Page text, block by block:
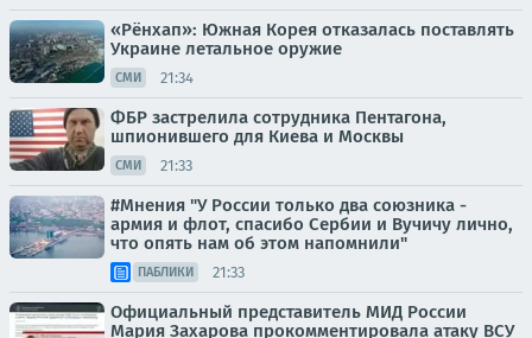
«Рёнхап»: Южная Корея отказалась поставлять
Украине летальное оружие
СМИ 21:34
ФБР застрелила сотрудника Пентагона,
шпионившего для Киева и Москвы
СМИ 21:33
#Мнения "У России только два союзника -
армия и флот, спасибо Сербии и Вучичу лично,
что опять нам об этом напомнили"
ПАБЛИКИ 21:33
Официальный представитель МИД России
Мария Захарова прокомментировала атаку ВСУ